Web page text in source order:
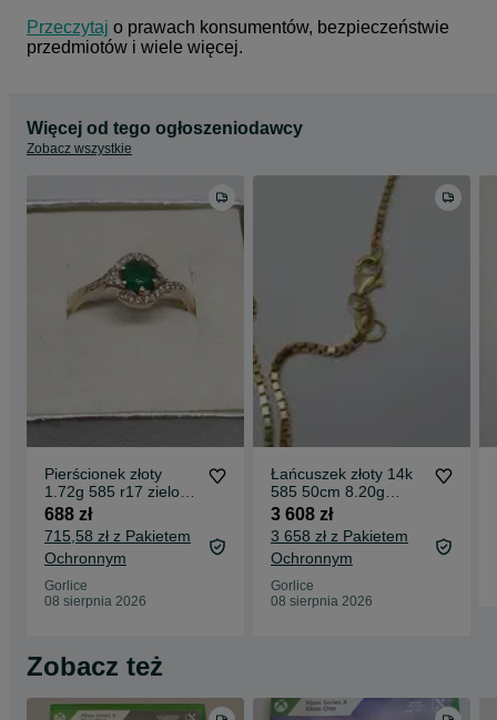
Przeczytaj o prawach konsumentów, bezpieczeństwie
przedmiotów i wiele więcej.
Więcej od tego ogłoszeniodawcy
Zobacz wszystkie
Pierścionek złoty
1.72g 585 r17 zielony
komis madej gorlice
688 zł
715,58 zł z Pakietem
Ochronnym
Gorlice
08 sierpnia 2026
Łańcuszek złoty 14k
585 50cm 8.20g
komis Madej Gorlice
3 608 zł
3 658 zł z Pakietem
Ochronnym
Gorlice
08 sierpnia 2026
Zobacz też